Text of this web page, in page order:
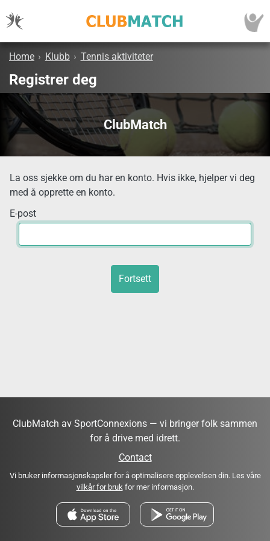
Home › Klubb › Tennis aktiviteter
Registrer deg
ClubMatch
La oss sjekke om du har en konto. Hvis ikke, hjelper vi deg
med å opprette en konto.
E-post
Fortsett
ClubMatch av SportConnexions — vi bringer folk sammen
for å drive med idrett.
Contact
Vi bruker informasjonskapsler for å optimalisere opplevelsen din. Les våre
vilkår for brukfor mer informasjon.